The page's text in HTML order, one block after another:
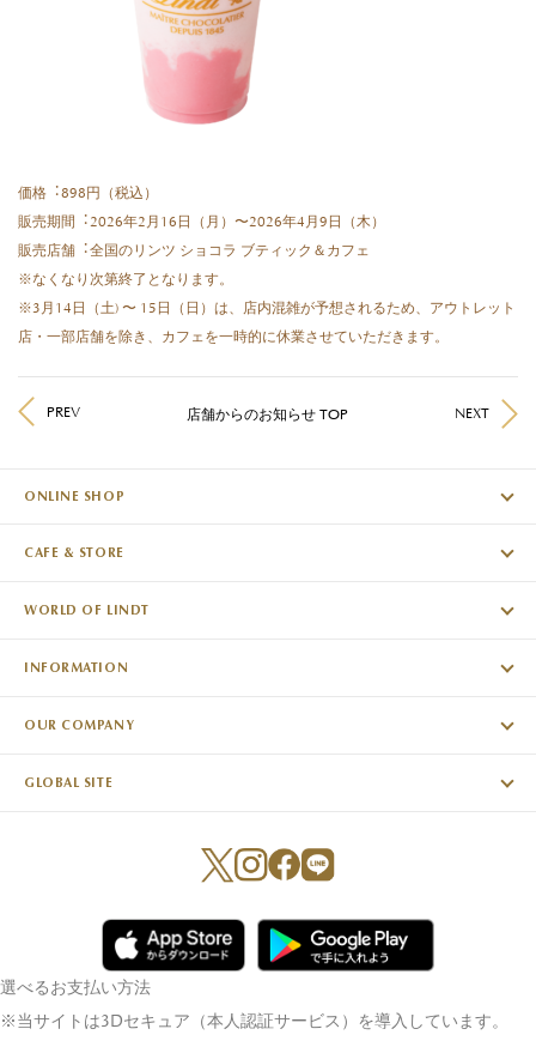
価格︓898円（税込）
販売期間︓2026年2⽉16⽇（⽉）〜2026年4⽉9⽇（⽊）
販売店舗︓全国のリンツ ショコラ ブティック＆カフェ
※なくなり次第終了となります。
※3⽉14⽇（⼟) 〜 15⽇（⽇）は、店内混雑が予想されるため、アウトレット
店・⼀部店舗を除き、カフェを⼀時的に休業させていただきます。
PREV 店舗からのお知らせ TOP NEXT
ONLINE SHOP
CAFE & STORE
WORLD OF LINDT
INFORMATION
OUR COMPANY
GLOBAL SITE
選べるお支払い方法
※当サイトは3Dセキュア（本人認証サービス）を導入しています。